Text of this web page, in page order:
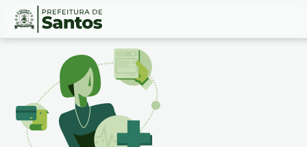
Ir
Conteúdo